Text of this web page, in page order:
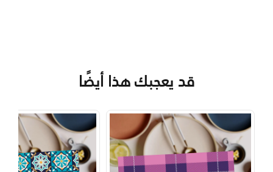
قد يعجبك هذا أيضًا